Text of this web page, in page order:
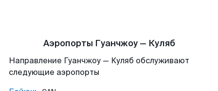
Аэропорты Гуанчжоу — Куляб
Направление Гуанчжоу — Куляб обслуживают
следующие аэропорты